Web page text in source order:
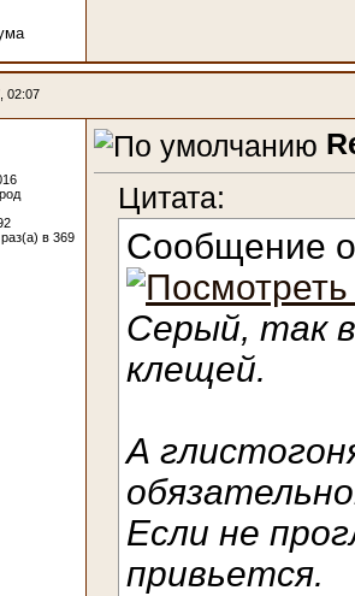
02:07
в 369
Цитата:
Сообщение
Серый, так
клещей.
А
Если не
привьется.